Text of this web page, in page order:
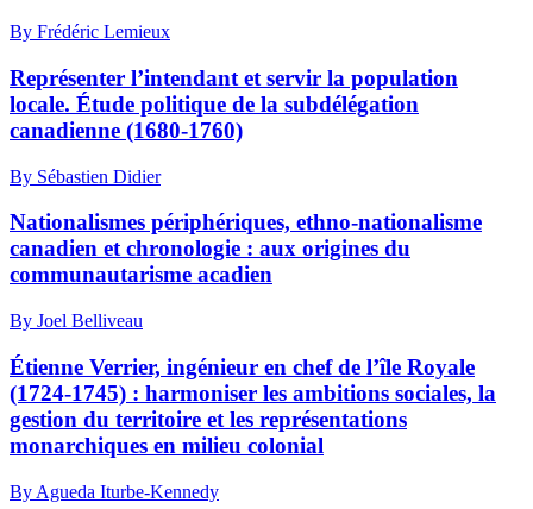
By Frédéric Lemieux
Représenter l’intendant et servir la population
locale. Étude politique de la subdélégation
canadienne (1680-1760)
By Sébastien Didier
Nationalismes périphériques, ethno-nationalisme
canadien et chronologie : aux origines du
communautarisme acadien
By Joel Belliveau
Étienne Verrier, ingénieur en chef de l’île Royale
(1724-1745) : harmoniser les ambitions sociales, la
gestion du territoire et les représentations
monarchiques en milieu colonial
By Agueda Iturbe-Kennedy